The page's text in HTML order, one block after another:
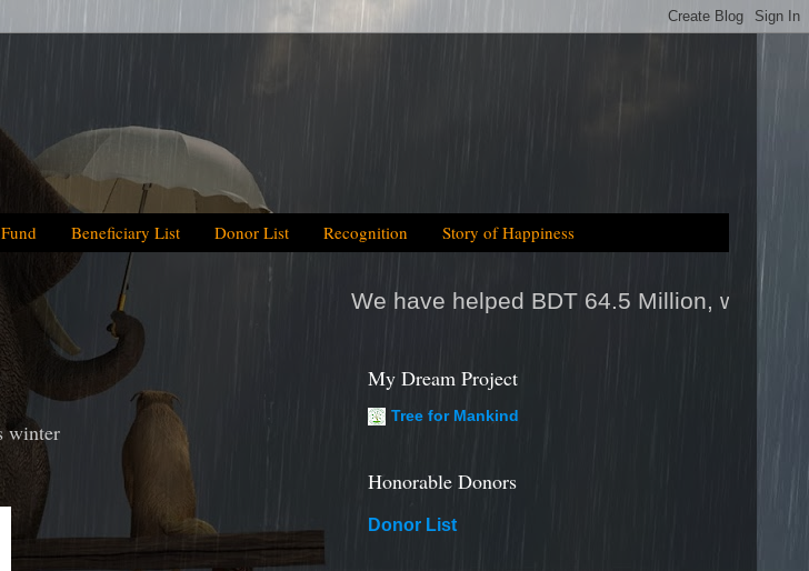
Fund Beneficiary List Donor List Recognition Story of Happiness
We have helped BDT 64.5 Million, which is equal to 2025tk
winter
My Dream Project
Tree for Mankind
Honorable Donors
Donor List